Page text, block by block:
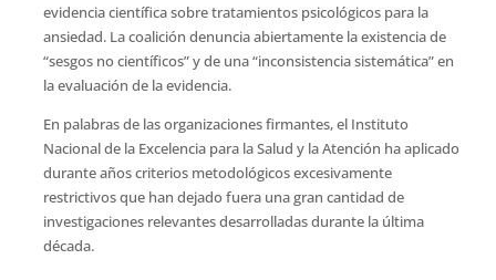
evidencia científica sobre tratamientos psicológicos para la
ansiedad. La coalición denuncia abiertamente la existencia de
“sesgos no científicos” y de una “inconsistencia sistemática” en
la evaluación de la evidencia.
En palabras de las organizaciones firmantes, el Instituto
Nacional de la Excelencia para la Salud y la Atención ha aplicado
durante años criterios metodológicos excesivamente
restrictivos que han dejado fuera una gran cantidad de
investigaciones relevantes desarrolladas durante la última
década.